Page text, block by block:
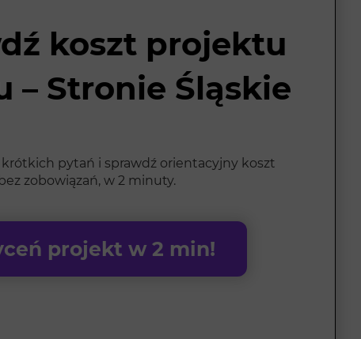
koszt projektu
– Stronie Śląskie
pytań i sprawdź orientacyjny koszt
zobowiązań, w 2 minuty.
projekt w 2 min!